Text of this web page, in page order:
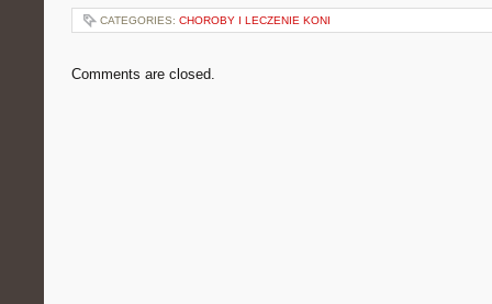
CATEGORIES: CHOROBY I LECZENIE KONI
Comments are closed.